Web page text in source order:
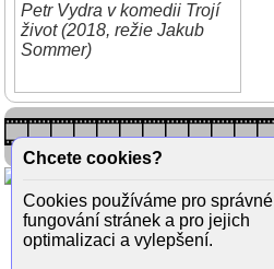
Petr Vydra v komedii Trojí
život (2018, režie Jakub
Sommer)
Chcete cookies?
Cookies používáme pro správné
fungování stránek a pro jejich
optimalizaci a vylepšení.